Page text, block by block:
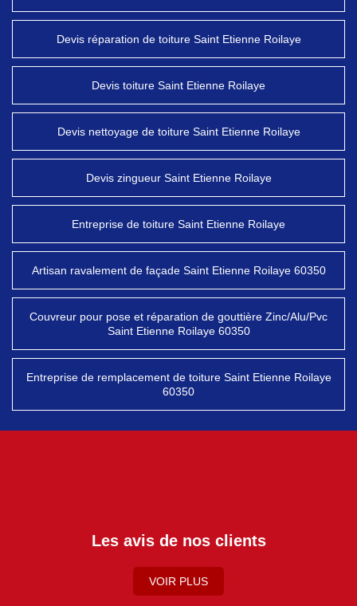
Devis réparation de toiture Saint Etienne Roilaye
Devis toiture Saint Etienne Roilaye
Devis nettoyage de toiture Saint Etienne Roilaye
Devis zingueur Saint Etienne Roilaye
Entreprise de toiture Saint Etienne Roilaye
Artisan ravalement de façade Saint Etienne Roilaye 60350
Couvreur pour pose et réparation de gouttière Zinc/Alu/Pvc
Saint Etienne Roilaye 60350
Entreprise de remplacement de toiture Saint Etienne Roilaye
60350
Les avis de nos clients
VOIR PLUS